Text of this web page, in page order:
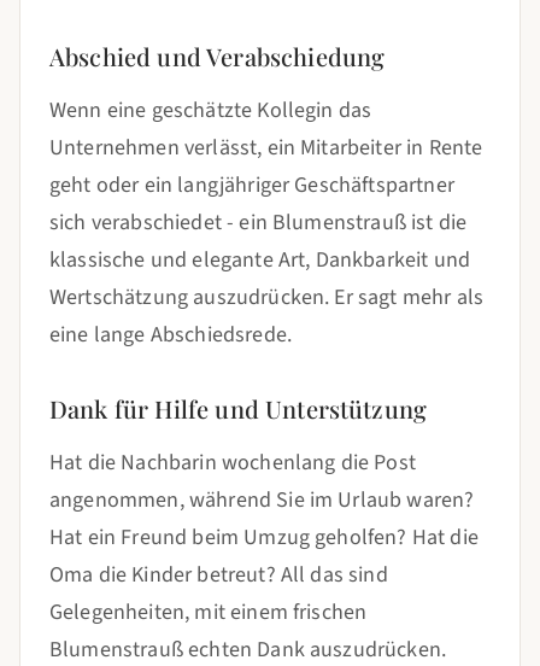
Abschied und Verabschiedung
Wenn eine geschätzte Kollegin das
Unternehmen verlässt, ein Mitarbeiter in Rente
geht oder ein langjähriger Geschäftspartner
sich verabschiedet - ein Blumenstrauß ist die
klassische und elegante Art, Dankbarkeit und
Wertschätzung auszudrücken. Er sagt mehr als
eine lange Abschiedsrede.
Dank für Hilfe und Unterstützung
Hat die Nachbarin wochenlang die Post
angenommen, während Sie im Urlaub waren?
Hat ein Freund beim Umzug geholfen? Hat die
Oma die Kinder betreut? All das sind
Gelegenheiten, mit einem frischen
Blumenstrauß echten Dank auszudrücken.